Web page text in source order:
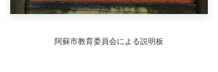
阿蘇市教育委員会による説明板